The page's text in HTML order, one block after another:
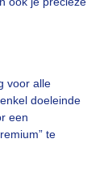
voor alle
doeleinde
een
te